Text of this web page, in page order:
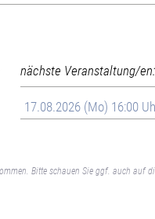
nächste Veranstaltung/en:
17.08.2026 (Mo) 16:00
Bitte schauen Sie ggf. auch auf